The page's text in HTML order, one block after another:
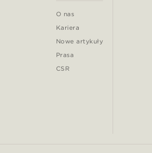
O nas
Kariera
Nowe artykuły
Prasa
CSR